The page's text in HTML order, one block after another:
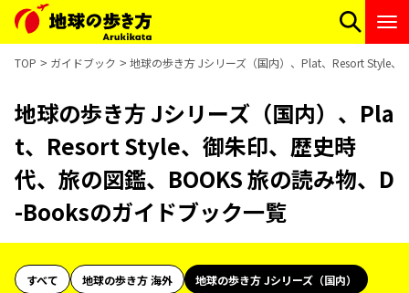
TOP ガイドブック 地球の歩き方 Jシリーズ（国内）、Plat、Resort Style
地球の歩き方 Jシリーズ（国内）、Pla
t、Resort Style、御朱印、歴史時
代、旅の図鑑、BOOKS 旅の読み物、D
-Booksのガイドブック一覧
すべて 地球の歩き方 海外
地球の歩き方 Jシリーズ（国内）